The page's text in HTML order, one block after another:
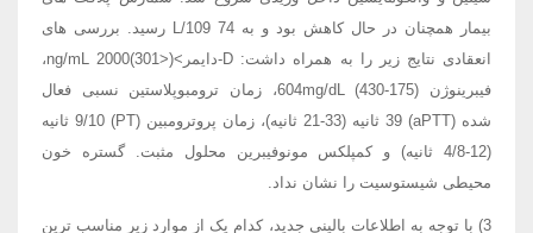
بیمار همچنان در حال کاهش بود و به L/109 74 رسید. بررسی های
انعقادی نتایج زیر را به همراه داشت: D-دایمر>ng/mL 2000(301>)،
فیبرینوژن 604mg/dL (430-175)، زمان ترومبوپلاستین نسبی فعال
شده (aPTT) 39 ثانیه (33-21 ثانیه)، زمان پروترومبین (PT) 9/10 ثانیه
(12-4/8 ثانیه) و کمپلکس مونوفیبرین محلول مثبت. گستره خون
محیطی شیستوسیت را نشان نداد.
3) با توجه به اطلاعات بالینی جدید، کدام یک از موارد زیر مناسب ترین